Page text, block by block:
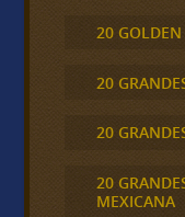
20
20
20
20
MEXICANA